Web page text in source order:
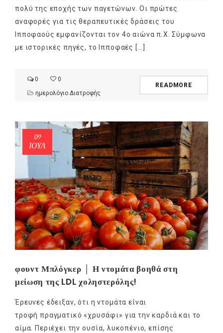
πολύ της εποχής των παγετώνων. Οι πρώτες
αναφορές για τις θεραπευτικές δράσεις του
Ιπποφαούς εμφανίζονται τον 4ο αιώνα π.Χ. Σύμφωνα
με ιστορικές πηγές, το Ιπποφαές […]
0
0
ημερολόγιο Διατροφής
READMORE
09
ΙΟΎΛ
φουντ Μπλόγκερ │ Η ντομάτα βοηθά στη
μείωση της LDL χοληστερόλης!
Έρευνες έδειξαν, ότι η ντομάτα είναι
τροφή πραγματικό «χρυσάφι» για την καρδιά και το
αίμα. Περιέχει την ουσία, λυκοπένιο, επίσης